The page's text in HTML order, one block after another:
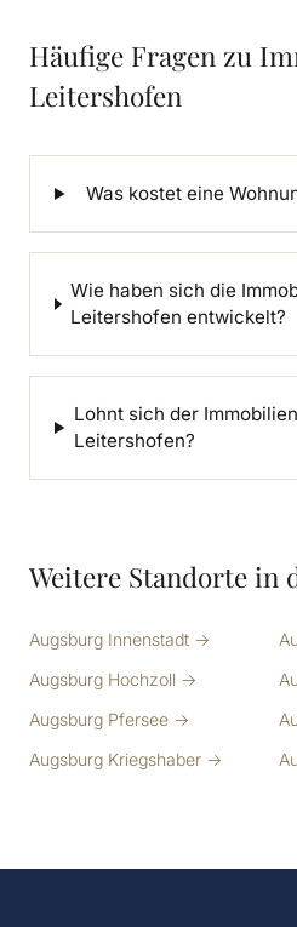
Häufige Fragen zu
Leitershofen
Was kostet eine
Wie haben sich die
Leitershofen entwickelt?
Lohnt sich der
Leitershofen?
Weitere Standorte in
Augsburg Innenstadt →
Augsburg Hochzoll →
Augsburg Pfersee →
Augsburg Kriegshaber →